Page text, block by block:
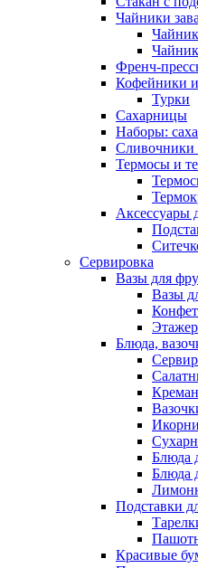
Чайники
Френч-
Кофейники
Турки
Сахарницы
Наборы:
Сливочники
Термосы и
Аксессуары
Сервировка
Вазы для
Вазы
Блюда,
Блюда
Блюда
Подставки
Красивые